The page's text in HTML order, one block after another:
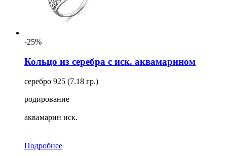
-25%
Кольцо из серебра с иск. аквамарином
серебро 925 (7.18 гр.)
родирование
аквамарин иск.
Подробнее